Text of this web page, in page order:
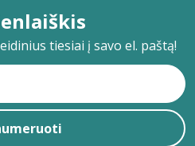
tiesiai į savo el. paštą!